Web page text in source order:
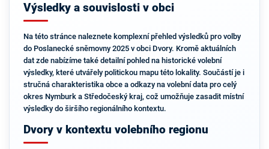
Výsledky a souvislosti v obci
Na této stránce naleznete komplexní přehled výsledků pro volby
do Poslanecké sněmovny 2025 v obci Dvory. Kromě aktuálních
dat zde nabízíme také detailní pohled na historické volební
výsledky, které utvářely politickou mapu této lokality. Součástí je i
stručná charakteristika obce a odkazy na volební data pro celý
okres Nymburk a Středočeský kraj, což umožňuje zasadit místní
výsledky do širšího regionálního kontextu.
Dvory v kontextu volebního regionu